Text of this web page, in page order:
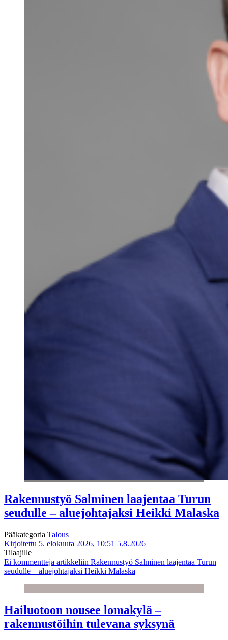
Rakennustyö Salminen laajentaa Turun
seudulle – aluejohtajaksi Heikki Malaska
Pääkategoria Talous
Kirjoitettu 5. elokuuta 2026, 10:51 5.8.2026
Tilaajille
Ei kommentteja artikkeliin Rakennustyö Salminen laajentaa Turun
seudulle – aluejohtajaksi Heikki Malaska
Hailuotoon nousee lomakylä –
rakennustöihin tulevana syksynä